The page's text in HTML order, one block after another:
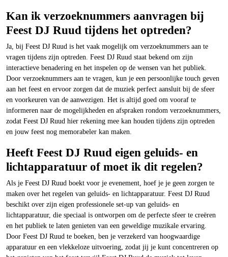
Kan ik verzoeknummers aanvragen bij
Feest DJ Ruud tijdens het optreden?
Ja, bij Feest DJ Ruud is het vaak mogelijk om verzoeknummers aan te
vragen tijdens zijn optreden. Feest DJ Ruud staat bekend om zijn
interactieve benadering en het inspelen op de wensen van het publiek.
Door verzoeknummers aan te vragen, kun je een persoonlijke touch geven
aan het feest en ervoor zorgen dat de muziek perfect aansluit bij de sfeer
en voorkeuren van de aanwezigen. Het is altijd goed om vooraf te
informeren naar de mogelijkheden en afspraken rondom verzoeknummers,
zodat Feest DJ Ruud hier rekening mee kan houden tijdens zijn optreden
en jouw feest nog memorabeler kan maken.
Heeft Feest DJ Ruud eigen geluids- en
lichtapparatuur of moet ik dit regelen?
Als je Feest DJ Ruud boekt voor je evenement, hoef je je geen zorgen te
maken over het regelen van geluids- en lichtapparatuur. Feest DJ Ruud
beschikt over zijn eigen professionele set-up van geluids- en
lichtapparatuur, die speciaal is ontworpen om de perfecte sfeer te creëren
en het publiek te laten genieten van een geweldige muzikale ervaring.
Door Feest DJ Ruud te boeken, ben je verzekerd van hoogwaardige
apparatuur en een vlekkeloze uitvoering, zodat jij je kunt concentreren op